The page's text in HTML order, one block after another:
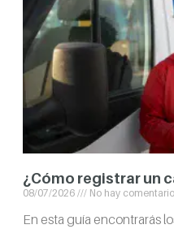
¿Cómo registrar un
08/07/2026 No hay
En esta guía encontrarás